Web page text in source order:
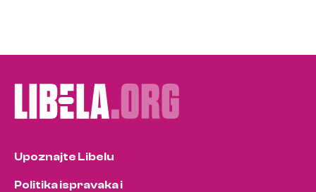
Upoznajte Libelu
Politika ispravaka i